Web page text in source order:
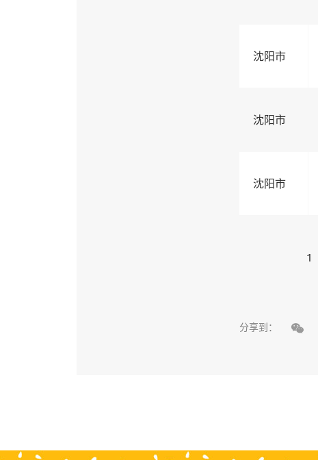
沈阳市
沈阳市
沈阳市
1
分享到： 